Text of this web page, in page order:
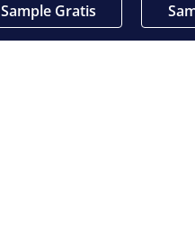
Sample Gratis